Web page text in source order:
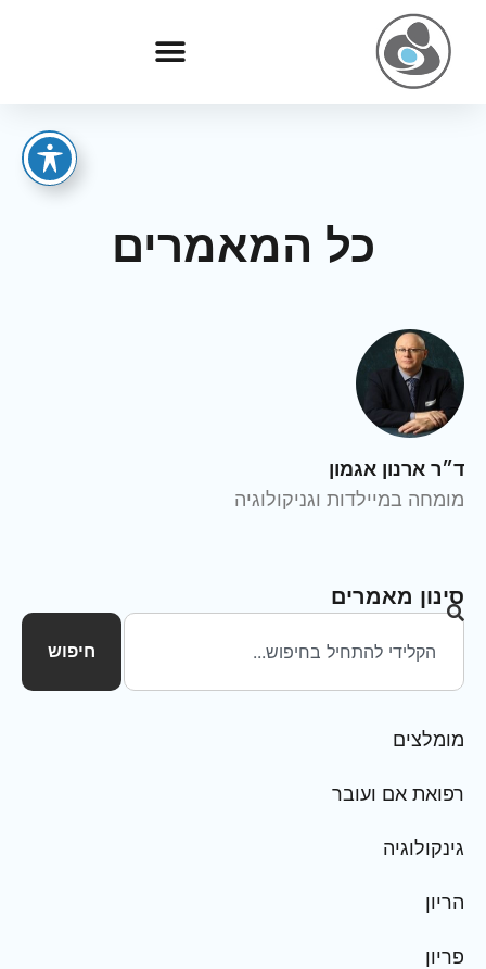
כל המאמרים
ד״ר ארנון אגמון
מומחה במיילדות וגניקולוגיה
סינון מאמרים
חיפוש
מומלצים
רפואת אם ועובר
גינקולוגיה
הריון
פריון